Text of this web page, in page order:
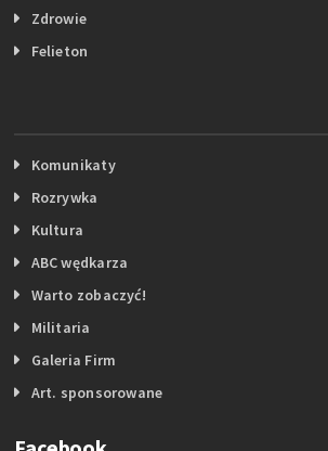
Zdrowie
Felieton
Komunikaty
Rozrywka
Kultura
ABC wędkarza
Warto zobaczyć!
Militaria
Galeria Firm
Art. sponsorowane